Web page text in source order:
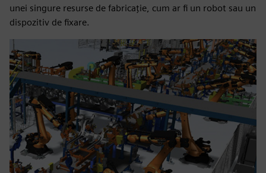
unei singure resurse de fabricație, cum ar fi un robot sau un
dispozitiv de fixare.